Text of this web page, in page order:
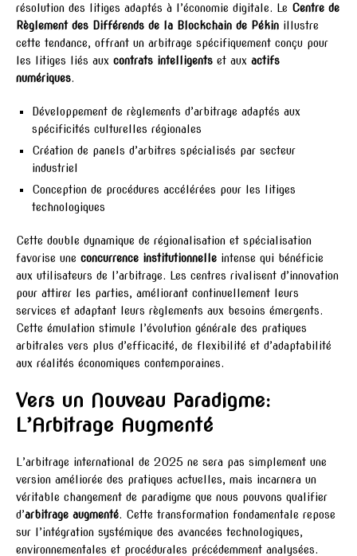
résolution des litiges adaptés à l’économie digitale. Le Centre de
Règlement des Différends de la Blockchain de Pékin illustre
cette tendance, offrant un arbitrage spécifiquement conçu pour
les litiges liés aux contrats intelligents et aux actifs
numériques.
Développement de règlements d’arbitrage adaptés aux
spécificités culturelles régionales
Création de panels d’arbitres spécialisés par secteur
industriel
Conception de procédures accélérées pour les litiges
technologiques
Cette double dynamique de régionalisation et spécialisation
favorise une concurrence institutionnelle intense qui bénéficie
aux utilisateurs de l’arbitrage. Les centres rivalisent d’innovation
pour attirer les parties, améliorant continuellement leurs
services et adaptant leurs règlements aux besoins émergents.
Cette émulation stimule l’évolution générale des pratiques
arbitrales vers plus d’efficacité, de flexibilité et d’adaptabilité
aux réalités économiques contemporaines.
Vers un Nouveau Paradigme:
L’Arbitrage Augmenté
L’arbitrage international de 2025 ne sera pas simplement une
version améliorée des pratiques actuelles, mais incarnera un
véritable changement de paradigme que nous pouvons qualifier
d’arbitrage augmenté. Cette transformation fondamentale repose
sur l’intégration systémique des avancées technologiques,
environnementales et procédurales précédemment analysées.